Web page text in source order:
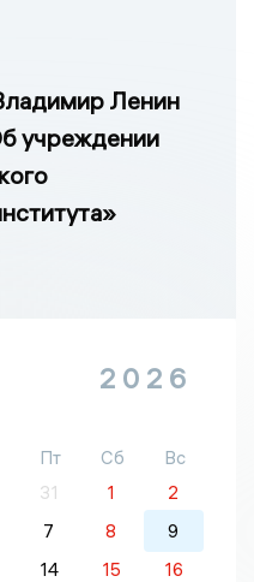
Ленин
учреждении
2026
Пт Сб
Вс
31 1
2
7 8
9
14 15
16